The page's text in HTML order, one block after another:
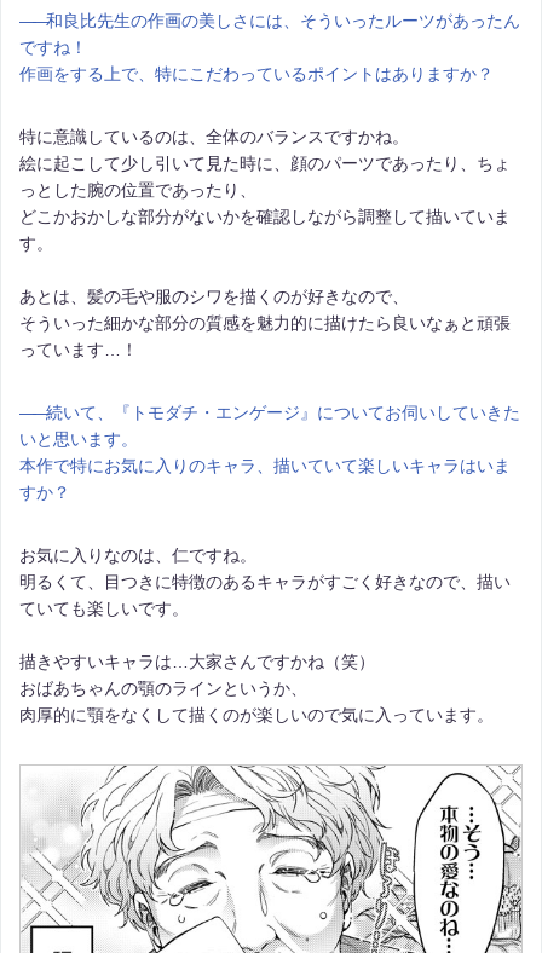
――和良比先生の作画の美しさには、そういったルーツがあったん
ですね！
作画をする上で、特にこだわっているポイントはありますか？
特に意識しているのは、全体のバランスですかね。
絵に起こして少し引いて見た時に、顔のパーツであったり、ちょ
っとした腕の位置であったり、
どこかおかしな部分がないかを確認しながら調整して描いていま
す。
あとは、髪の毛や服のシワを描くのが好きなので、
そういった細かな部分の質感を魅力的に描けたら良いなぁと頑張
っています…！
――続いて、『トモダチ・エンゲージ』についてお伺いしていきた
いと思います。
本作で特にお気に入りのキャラ、描いていて楽しいキャラはいま
すか？
お気に入りなのは、仁ですね。
明るくて、目つきに特徴のあるキャラがすごく好きなので、描い
ていても楽しいです。
描きやすいキャラは…大家さんですかね（笑）
おばあちゃんの顎のラインというか、
肉厚的に顎をなくして描くのが楽しいので気に入っています。